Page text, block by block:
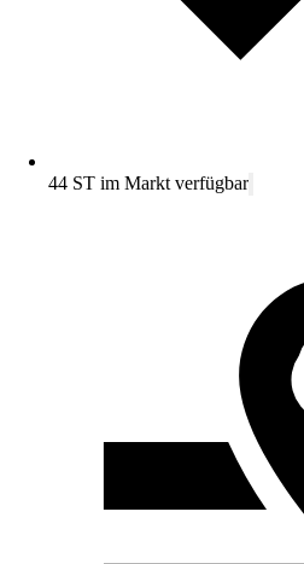
44 ST im Markt verfügbar